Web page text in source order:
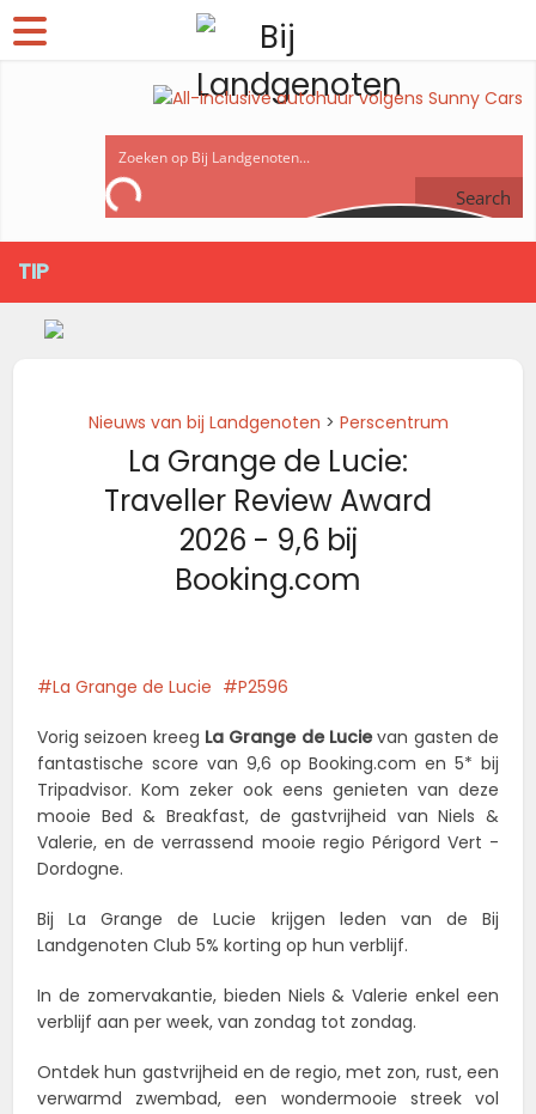
Search
TIP
Nieuws van bij Landgenoten > Perscentrum
La Grange de Lucie:
Traveller Review Award
2026 - 9,6 bij
Booking.com
La Grange de Lucie P2596
Vorig seizoen kreeg La Grange de Lucievan gasten de
fantastische score van 9,6 op Booking.com en 5* bij
Tripadvisor. Kom zeker ook eens genieten van deze
mooie Bed & Breakfast, de gastvrijheid van Niels &
Valerie, en de verrassend mooie regio Périgord Vert -
Dordogne.
Bij La Grange de Lucie krijgen leden van de Bij
Landgenoten Club 5% korting op hun verblijf.
In de zomervakantie, bieden Niels & Valerie enkel een
verblijf aan per week, van zondag tot zondag.
Ontdek hun gastvrijheid en de regio, met zon, rust, een
verwarmd zwembad, een wondermooie streek vol